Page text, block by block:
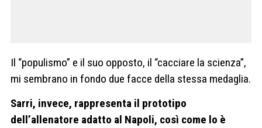
Il “populismo” e il suo opposto, il “cacciare la scienza”,
mi sembrano in fondo due facce della stessa medaglia.
Sarri, invece, rappresenta il prototipo
dell’allenatore adatto al Napoli, così come lo è